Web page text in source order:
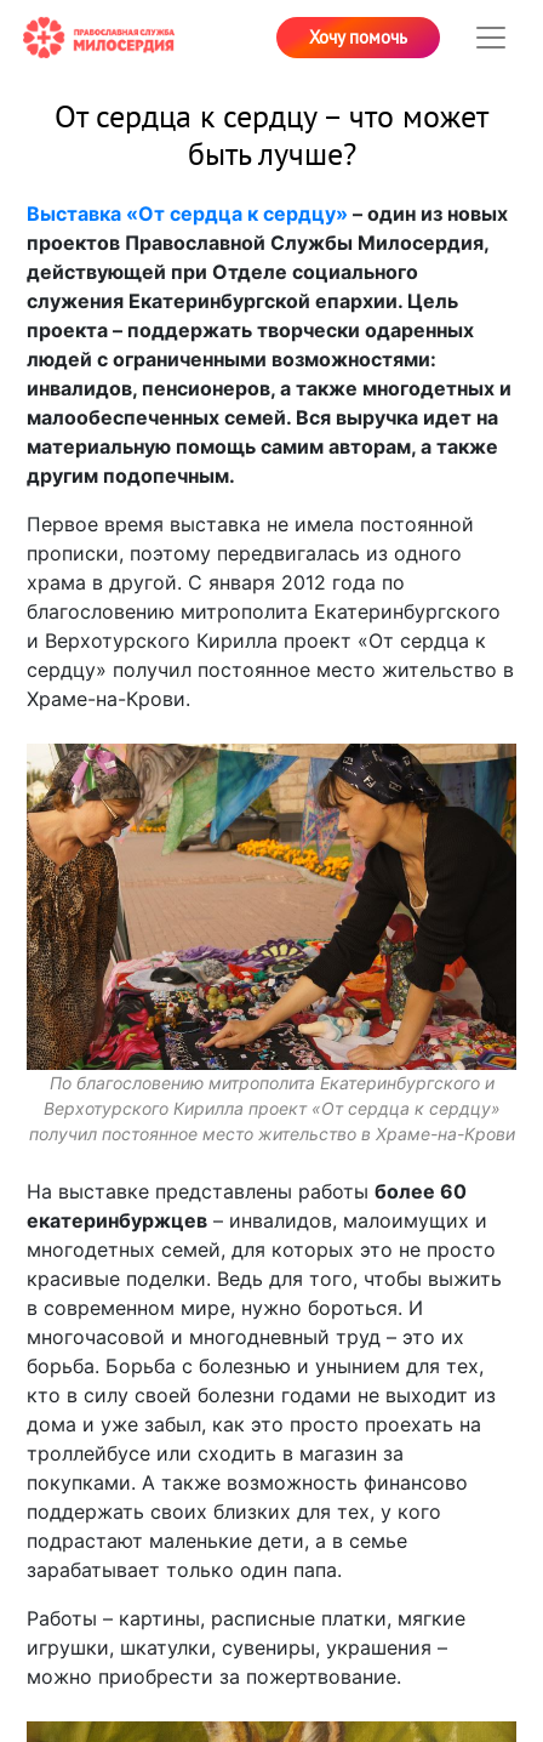
Хочу помочь
От сердца к сердцу – что может
быть лучше?
Выставка «От сердца к сердцу» – один из новых
проектов Православной Службы Милосердия,
действующей при Отделе социального
служения Екатеринбургской епархии. Цель
проекта – поддержать творчески одаренных
людей с ограниченными возможностями:
инвалидов, пенсионеров, а также многодетных и
малообеспеченных семей. Вся выручка идет на
материальную помощь самим авторам, а также
другим подопечным.
Первое время выставка не имела постоянной
прописки, поэтому передвигалась из одного
храма в другой. С января 2012 года по
благословению митрополита Екатеринбургского
и Верхотурского Кирилла проект «От сердца к
сердцу» получил постоянное место жительство в
Храме-на-Крови.
По благословению митрополита Екатеринбургского и
Верхотурского Кирилла проект «От сердца к сердцу»
получил постоянное место жительство в Храме-на-Крови
На выставке представлены работыболее 60
екатеринбуржцев – инвалидов, малоимущих и
многодетных семей, для которых это не просто
красивые поделки. Ведь для того, чтобы выжить
в современном мире, нужно бороться. И
многочасовой и многодневный труд – это их
борьба. Борьба с болезнью и унынием для тех,
кто в силу своей болезни годами не выходит из
дома и уже забыл, как это просто проехать на
троллейбусе или сходить в магазин за
покупками. А также возможность финансово
поддержать своих близких для тех, у кого
подрастают маленькие дети, а в семье
зарабатывает только один папа.
Работы – картины, расписные платки, мягкие
игрушки, шкатулки, сувениры, украшения –
можно приобрести за пожертвование.